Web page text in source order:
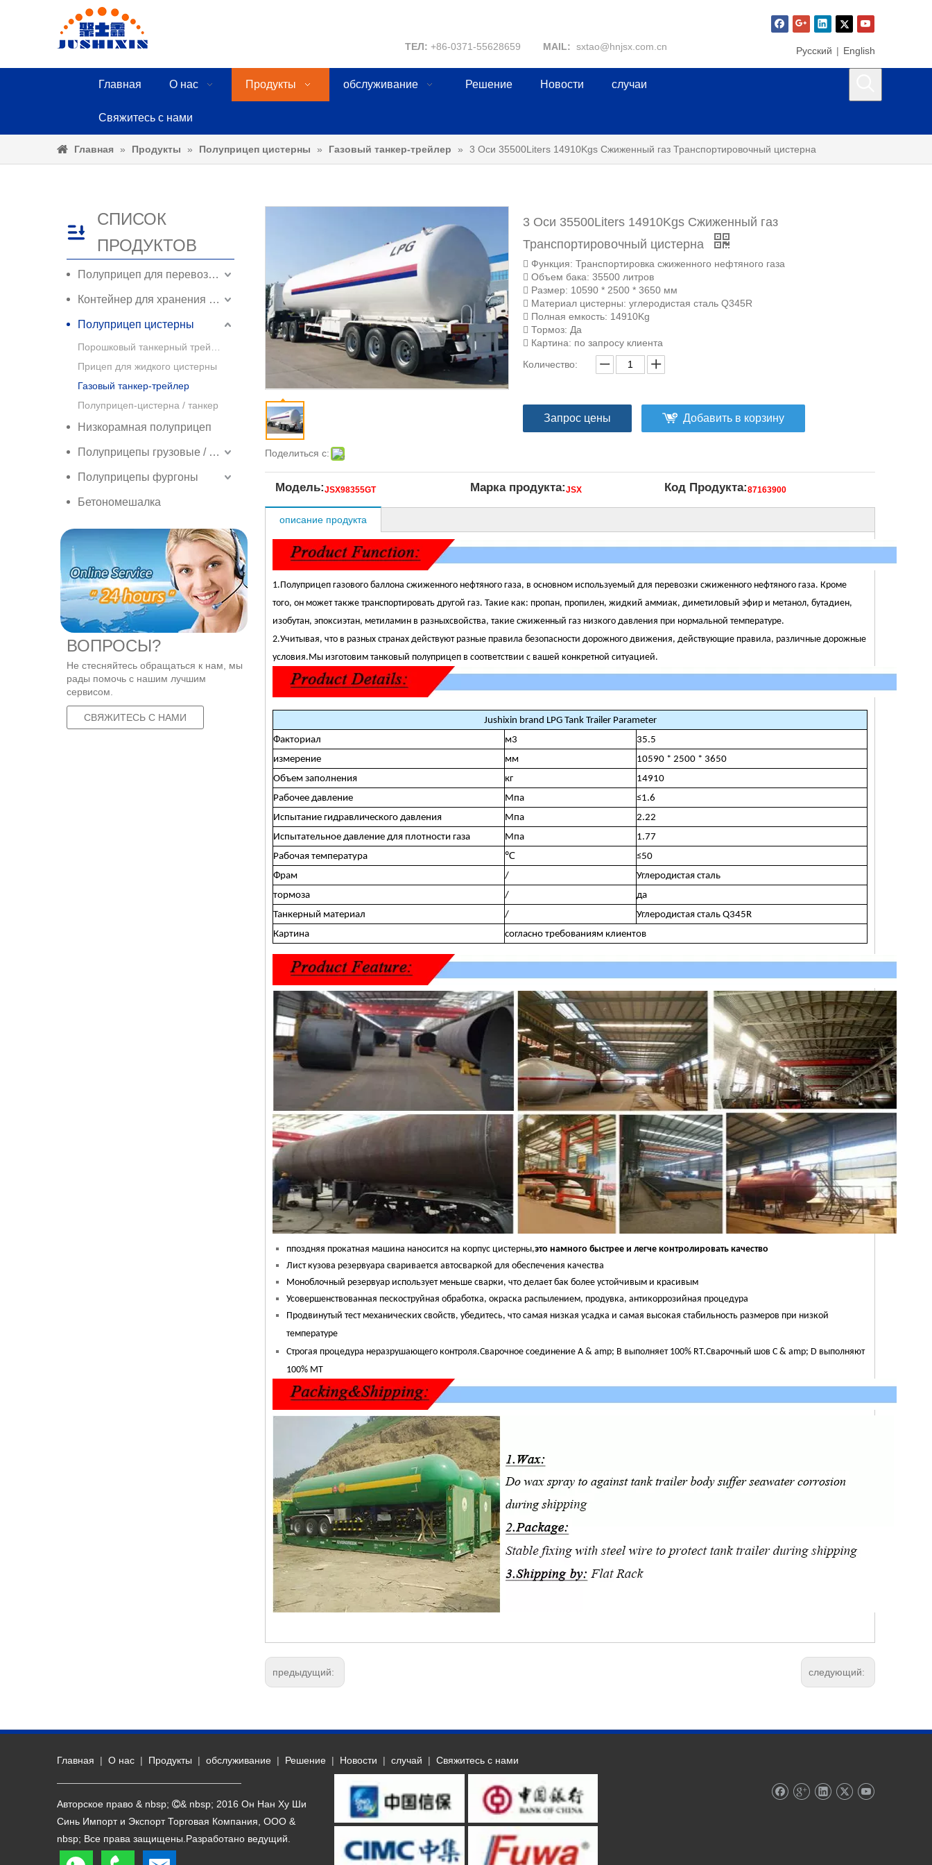
ТЕЛ: +86-0371-55628659 MAIL: sxtao@hnjsx.com.cn Pусский | English
Главная О нас Продукты обслуживание Решение Новости случаи
Свяжитесь с нами
Главная » Продукты » Полуприцеп цистерны » Газовый танкер-трейлер » 3 Оси 35500Liters 14910Kgs Сжиженный газ Транспортировочный цистерна
СПИСОК
ПРОДУКТОВ
Полуприцеп для перевозки контейнеров
Контейнер для хранения контейнеров ISO
Полуприцеп цистерны
Прицеп для жидкого цистерны
Газовый танкер-трейлер
Полуприцеп-цистерна / танкер
Низкорамная полуприцеп
Полуприцепы грузовые / боковые грузовые полуприцепы
Полуприцепы фургоны
Бетономешалка
ВОПРОСЫ?
Не стесняйтесь обращаться к нам, мы
рады помочь с нашим лучшим
сервисом.
СВЯЖИТЕСЬ С НАМИ
Поделиться с:
3 Оси 35500Liters 14910Kgs Сжиженный газ
Транспортировочный цистерна
 Функция: Транспортировка сжиженного нефтяного газа
 Объем бака: 35500 литров
 Размер: 10590 * 2500 * 3650 мм
 Материал цистерны: углеродистая сталь Q345R
 Полная емкость: 14910Kg
 Тормоз: Да
 Картина: по запросу клиента
Количество:
Запрос цены Добавить в корзину
Модель:JSX98355GT Марка продукта:JSX Код Продукта:87163900
описание продукта
1.Полуприцеп газового баллона сжиженного нефтяного газа, в основном используемый для перевозки сжиженного нефтяного газа. Кроме
того, он может также транспортировать другой газ. Такие как: пропан, пропилен, жидкий аммиак, диметиловый эфир и метанол, бутадиен,
изобутан, эпоксиэтан, метиламин в разныхсвойства, такие сжиженный газ низкого давления при нормальной температуре.
2.Учитывая, что в разных странах действуют разные правила безопасности дорожного движения, действующие правила, различные дорожные
условия.Мы изготовим танковый полуприцеп в соответствии с вашей конкретной ситуацией.
Jushixin brand LPG Tank Trailer Parameter
Факториал
м3
35.5
измерение
мм
10590 * 2500 * 3650
Объем заполнения
кг
14910
Рабочее давление
Мпа
≤1.6
Испытание гидравлического давления
Мпа
2.22
Испытательное давление для плотности газа
Мпа
1.77
Рабочая температура
℃
≤50
Фрам
/
Углеродистая сталь
тормоза
/
да
Танкерный материал
/
Углеродистая сталь Q345R
Картина
согласно требованиям клиентов
ппоздняя прокатная машина наносится на корпус цистерны,это намного быстрее и легче контролировать качество
Лист кузова резервуара сваривается автосваркой для обеспечения качества
Моноблочный резервуар использует меньше сварки, что делает бак более устойчивым и красивым
Усовершенствованная пескоструйная обработка, окраска распылением, продувка, антикоррозийная процедура
Продвинутый тест механических свойств, убедитесь, что самая низкая усадка и самая высокая стабильность размеров при низкой
температуре
Строгая процедура неразрушающего контроля.Сварочное соединение A & amp; B выполняет 100% RT.Сварочный шов C & amp; D выполняют
100% MT
предыдущий: следующий:
Главная | О нас | Продукты | обслуживание | Решение | Новости | случай | Свяжитесь с нами
Авторское право & nbsp; & nbsp; 2016 Он Нан Ху Ши
Синь Импорт и Экспорт Торговая Компания, ООО &
nbsp; Все права защищены.Разработано ведущий